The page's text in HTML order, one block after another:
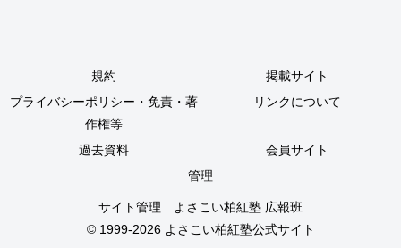
規約
掲載サイト
プライバシーポリシー・免責・著
作権等
リンクについて
過去資料
会員サイト
管理
サイト管理 よさこい柏紅塾 広報班
© 1999-2026 よさこい柏紅塾公式サイト